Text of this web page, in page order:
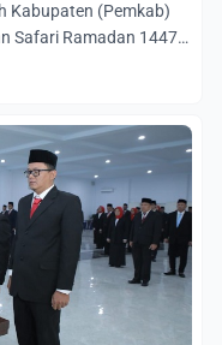
Kabupaten (Pemkab)
Safari Ramadan 1447